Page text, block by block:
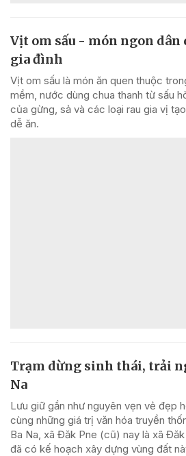
Vịt om sấu - món ngon dân
gia đình
Vịt om sấu là món ăn quen thuộc
mềm, nước dùng chua thanh từ sấu
của gừng, sả và các loại rau gia vị
dễ ăn.
Trạm dừng sinh thái, trải
Na
Lưu giữ gần như nguyên vẹn vẻ đẹp
cùng những giá trị văn hóa truyền
Ba Na, xã Đăk Pne (cũ) nay là xã
đã có kế hoạch xây dựng vùng đất